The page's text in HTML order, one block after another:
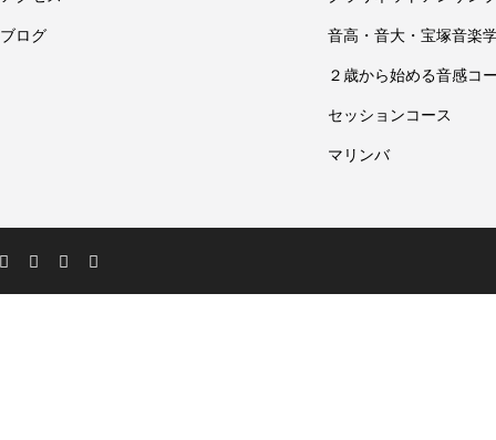
ブログ 音高・音大・宝塚音楽
２歳から始める音感コ
セッションコース
マリンバ